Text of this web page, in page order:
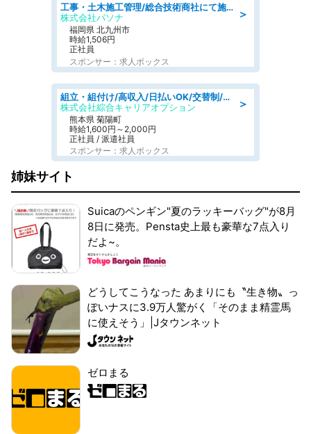
＞
工事・土木施工管理/総合技術商社にて施工管理のお仕事/即日勤務可/車通勤可/工事・土木施工管理/生産・品質管理
株式会社パソナ
福岡県 北九州市
時給1,506円
正社員
スポンサー：求人ボックス
＞
組立・組付け/高収入/日払いOK/交替制/20・30・40代活躍中/製造 工場
株式会社綜合キャリアオプション
熊本県 菊陽町
時給1,600円～2,000円
正社員 / 派遣社員
スポンサー：求人ボックス
姉妹サイト
Suicaのペンギン"夏のラッキーバッグ"が8月
8日に発売。Pensta史上最も豪華な7点入り
だよ~。
どうしてこうなった あまりにも〝生き物〟っ
ぽいナスに3.9万人驚がく「そのまま精霊馬
に使えそう」|Jタウンネット
ゼロまる